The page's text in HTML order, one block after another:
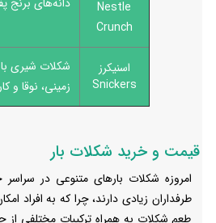
Nestle
Crunch
اسنیکرز
Snickers
شکلات شیری با
زمینی، نوقا و
قیمت و خرید شکلات بار
امروزه شکلات بارهای متنوعی در
طرفداران زیادی دارند، چرا که به افراد
طعم شکلات به همراه ترکیبات مختلفی از